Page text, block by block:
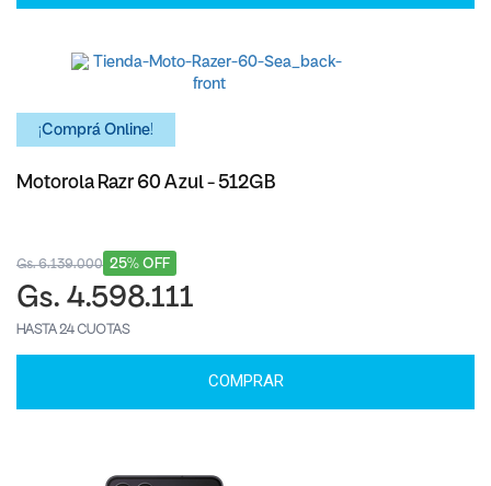
¡Comprá Online!
Motorola Razr 60 Azul - 512GB
25% OFF
Gs. 6.139.000
Gs. 4.598.111
HASTA 24 CUOTAS
COMPRAR